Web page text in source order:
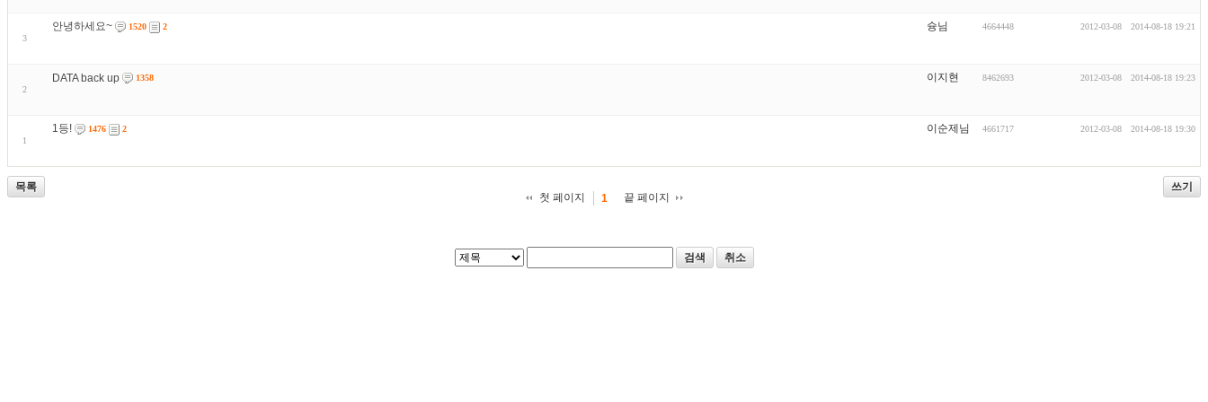
3
안녕하세요~ 1520 2 슝님 4664448 2012-03-08 2014-08-18 19:21
2
DATA back up 1358 이지현 8462693 2012-03-08 2014-08-18 19:23
1
1등! 1476 2 이순제님 4661717 2012-03-08 2014-08-18 19:30
목록
쓰기
첫 페이지
1 끝 페이지
검색 취소